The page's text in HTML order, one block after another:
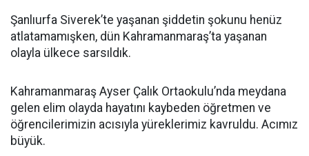
Şanlıurfa Siverek’te yaşanan şiddetin şokunu henüz
atlatamamışken, dün Kahramanmaraş’ta yaşanan
olayla ülkece sarsıldık.
Kahramanmaraş Ayser Çalık Ortaokulu’nda meydana
gelen elim olayda hayatını kaybeden öğretmen ve
öğrencilerimizin acısıyla yüreklerimiz kavruldu. Acımız
büyük.